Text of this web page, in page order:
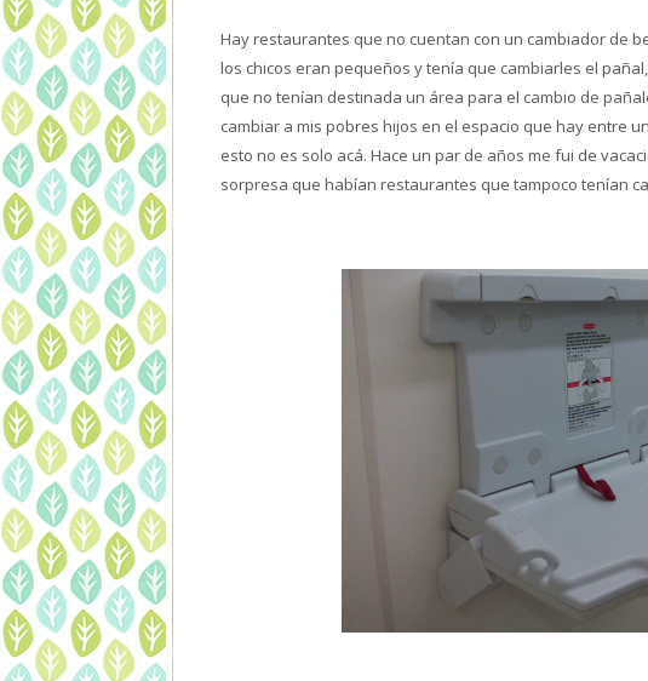
Hay restaurantes que no cuentan con un cambiador de
los chicos eran pequeños y tenía que cambiarles el
que no tenían destinada un área para el cambio de
cambiar a mis pobres hijos en el espacio que hay entre
esto no es solo acá. Hace un par de años me fui de
sorpresa que habían restaurantes que tampoco tenían